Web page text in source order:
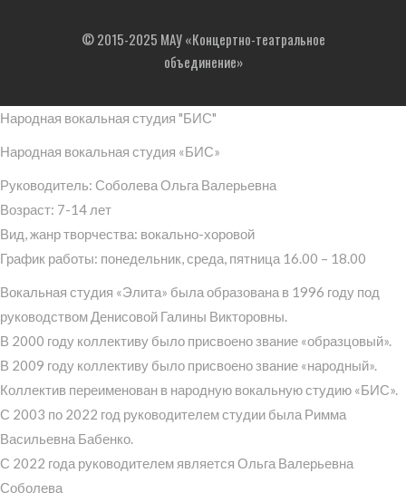
© 2015-2025 МАУ «Концертно-театральное
объединение»
Народная вокальная студия "БИС"
Народная вокальная студия «БИС»
Руководитель: Соболева Ольга Валерьевна
Возраст: 7-14 лет
Вид, жанр творчества: вокально-хоровой
График работы: понедельник, среда, пятница 16.00 – 18.00
Вокальная студия «Элита» была образована в 1996 году под
руководством Денисовой Галины Викторовны.
В 2000 году коллективу было присвоено звание «образцовый».
В 2009 году коллективу было присвоено звание «народный».
Коллектив переименован в народную вокальную студию «БИС».
С 2003 по 2022 год руководителем студии была Римма
Васильевна Бабенко.
С 2022 года руководителем является Ольга Валерьевна
Соболева